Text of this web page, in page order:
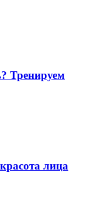
Тренируем
лица